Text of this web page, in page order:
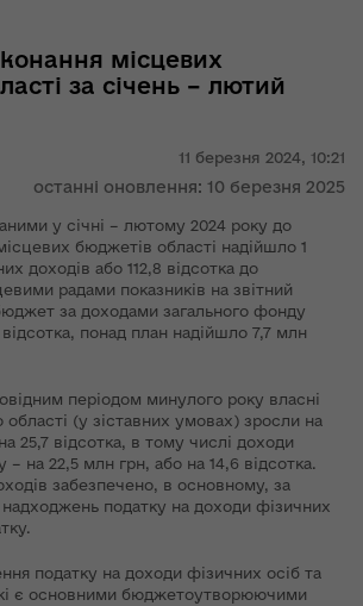
11 березня 2024, 10:21
останні оновлення: 10 березня 2025
місцевих
за січень – лютий
у січні – лютому 2024 року до
бюджетів області надійшло 1
доходів або 112,8 відсотка до
радами показників на звітний
за доходами загального фонду
понад план надійшло 7,7 млн
періодом минулого року власні
(у зіставних умовах) зросли на
25,7 відсотка, в тому числі доходи
на 22,5 млн грн, або на 14,6 відсотка.
забезпечено, в основному, за
податку на доходи фізичних
податку на доходи фізичних осіб та
є основними бюджетоутворюючими